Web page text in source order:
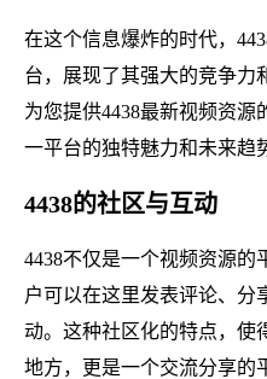
在这个信息爆炸的时代，
台，展现了其强大的竞争力
为您提供4438最新视频资
一平台的独特魅力和未来趋
4438的社区与互动
4438不仅是一个视频资源的
户可以在这里发表评论、分
动。这种社区化的特点，使
地方，更是一个交流分享的